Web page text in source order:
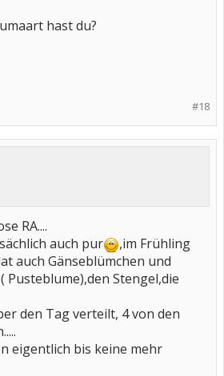
hast du?
#18
RA....
auch pur
,im Frühling
auch Gänseblümchen und
Stengel,die
den Tag verteilt, 4 von den
eigentlich bis keine mehr